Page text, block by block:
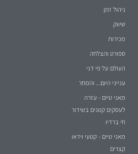
ניהול זמן
שיווק
מכירות
ספורט והצלחה
העולם על פי דני
ענייני היום... והמחר
מאני טיים - עזרה
לעסקים קטנים בשידור
חי ברדיו
מאני טיים - קטעי וידאו
קצרים